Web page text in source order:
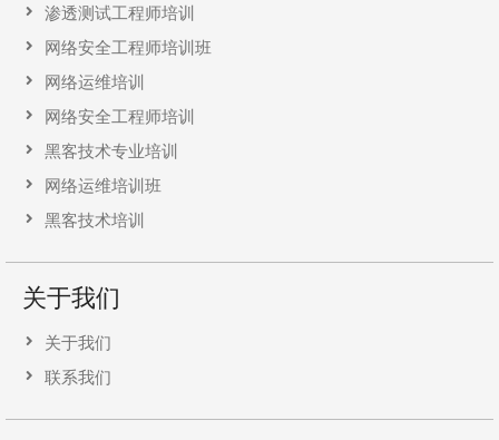
渗透测试工程师培训
网络安全工程师培训班
网络运维培训
网络安全工程师培训
黑客技术专业培训
网络运维培训班
黑客技术培训
关于我们
关于我们
联系我们